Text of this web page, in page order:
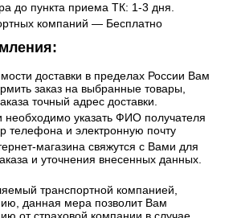
до пункта приема ТК: 1-3 дня.
компаний — Бесплатно
доставки в пределах России Вам
заказ на выбранные товары,
точный адрес доставки.
указать ФИО получателя
телефона и электронную почту
магазина свяжутся с Вами для
и уточнения внесенных данных.
транспортной компанией,
данная мера позволит Вам